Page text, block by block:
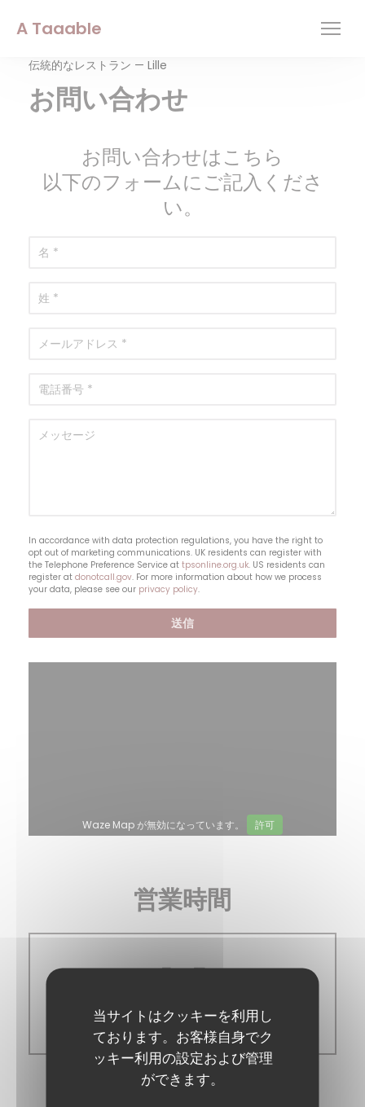
当サイトはクッキーを利用し
ております。お客様自身でク
ッキー利用の設定および管理
ができます。
A Taaable
伝統的なレストラン — Lille
お問い合わせ
お問い合わせはこちら
以下のフォームにご記入くださ
い。
In accordance with data protection regulations, you have the right to
opt out of marketing communications. UK residents can register with
the Telephone Preference Service at tpsonline.org.uk. US residents can
register at donotcall.gov. For more information about how we process
your data, please see our privacy policy.
Waze Map が無効になっています。 許可
営業時間
月-日
閉じています